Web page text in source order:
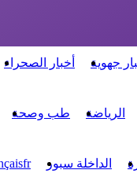
جهوية أخبار الصحراء
الرياضة طب وصحة
الداخلة سبور fr